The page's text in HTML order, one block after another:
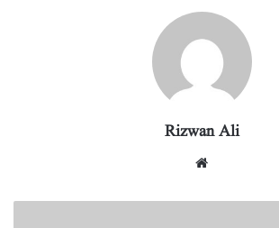
In
ra
m
Rizwan Ali